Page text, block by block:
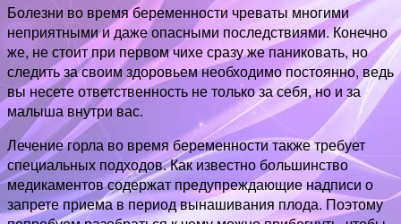
Болезни во время беременности чреваты многими
неприятными и даже опасными последствиями. Конечно
же, не стоит при первом чихе сразу же паниковать, но
следить за своим здоровьем необходимо постоянно, ведь
вы несете ответственность не только за себя, но и за
малыша внутри вас.
Лечение горла во время беременности также требует
специальных подходов. Как известно большинство
медикаментов содержат предупреждающие надписи о
запрете приема в период вынашивания плода. Поэтому